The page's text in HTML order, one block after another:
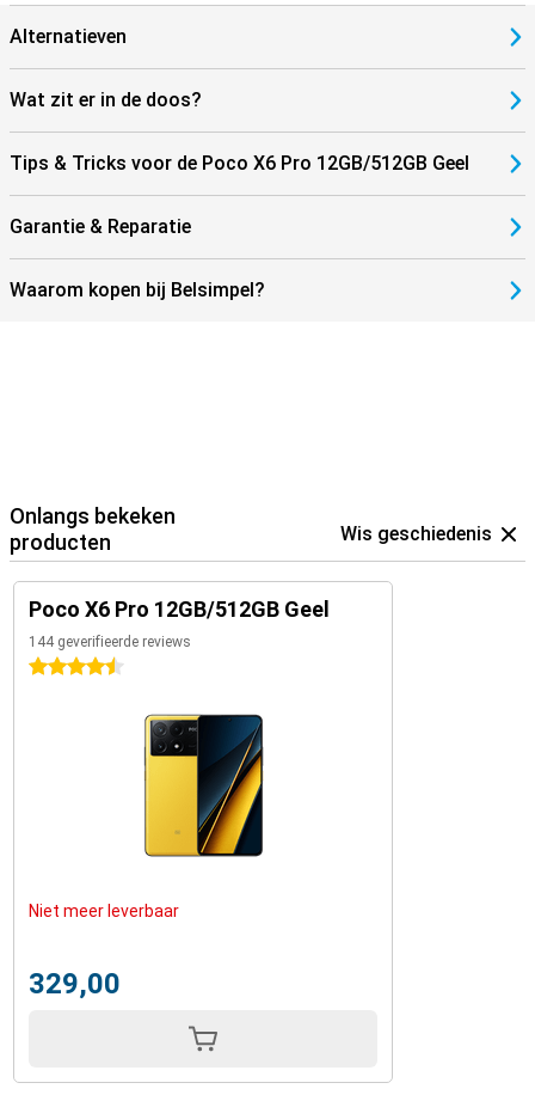
Alternatieven
Wat zit er in de doos?
Tips & Tricks voor de Poco X6 Pro 12GB/512GB Geel
Garantie & Reparatie
Waarom kopen bij Belsimpel?
Onlangs bekeken
producten
Wis geschiedenis
Poco X6 Pro 12GB/512GB Geel
144 geverifieerde reviews
4.5 sterren
Niet meer leverbaar
329,00